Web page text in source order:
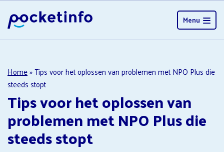
Menu
Home»Tips voor het oplossen van problemen met NPO Plus die
steeds stopt
Tips voor het oplossen van
problemen met NPO Plus die
steeds stopt